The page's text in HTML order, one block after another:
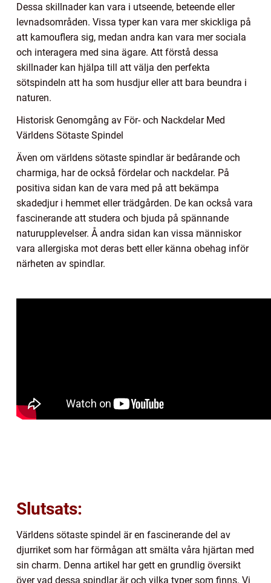
Dessa skillnader kan vara i utseende, beteende eller
levnadsområden. Vissa typer kan vara mer skickliga på
att kamouflera sig, medan andra kan vara mer sociala
och interagera med sina ägare. Att förstå dessa
skillnader kan hjälpa till att välja den perfekta
sötspindeln att ha som husdjur eller att bara beundra i
naturen.
Historisk Genomgång av För- och Nackdelar Med
Världens Sötaste Spindel
Även om världens sötaste spindlar är bedårande och
charmiga, har de också fördelar och nackdelar. På
positiva sidan kan de vara med på att bekämpa
skadedjur i hemmet eller trädgården. De kan också vara
fascinerande att studera och bjuda på spännande
naturupplevelser. Å andra sidan kan vissa människor
vara allergiska mot deras bett eller känna obehag inför
närheten av spindlar.
Slutsats:
Världens sötaste spindel är en fascinerande del av
djurriket som har förmågan att smälta våra hjärtan med
sin charm. Denna artikel har gett en grundlig översikt
över vad dessa spindlar är och vilka typer som finns. Vi